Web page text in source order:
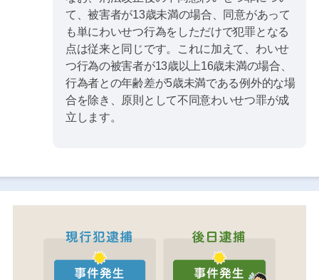
て、被害者が13歳未満の場合、同意があって
も単にわいせつ行為をしただけで犯罪となる
点は従来と同じです。これに加えて、わいせ
つ行為の被害者が13歳以上16歳未満の場合、
行為者との年齢差が5歳未満である例外的な場
合を除き、原則として不同意わいせつ罪が成
立します。